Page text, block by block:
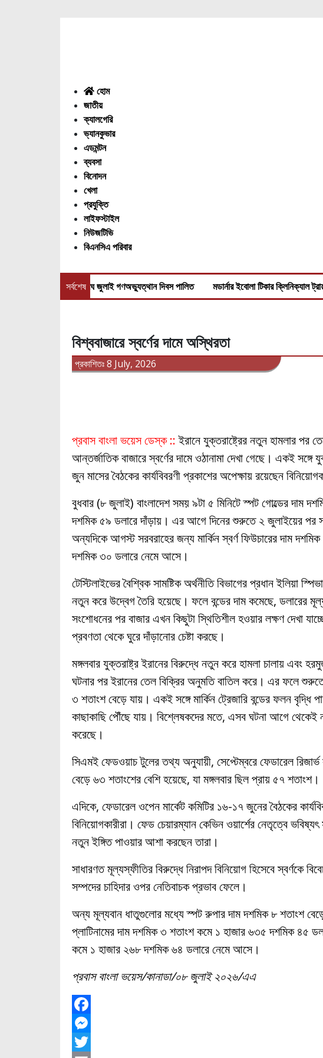
হোম
জাতীয়
ক্যালগেরি
ভ্যানকুভার
এডমন্টন
ব্যবসা
বিনোদন
খেলা
প্রযুক্তি
লাইফস্টাইল
নিউজটিভি
বিএনসিএ পরিবার
সর্বশেষ
জাতিসংঘে জুলাই গণঅভ্যুত্থান দিবস পালিত মডার্নার ইবোলা টিকার ক্লিনিক্যাল ট্রায়ালের
বিশ্ববাজারে স্বর্ণের দামে অস্থিরতা
প্রকাশিতঃ 8 July, 2026
প্রবাস বাংলা ভয়েস ডেস্ক ::ইরানে যুক্তরাষ্ট্রের নতুন হামলার পর
আন্তর্জাতিক বাজারে স্বর্ণের দামে ওঠানামা দেখা গেছে। একই সঙ্গে
জুন মাসের বৈঠকের কার্যবিবরণী প্রকাশের অপেক্ষায় রয়েছেন
বুধবার (৮ জুলাই) বাংলাদেশ সময় ৯টা ৫ মিনিটে স্পট গোল্ডের দাম
দশমিক ৫৯ ডলারে দাঁড়ায়। এর আগে দিনের শুরুতে ২ জুলাইয়ের পর
অন্যদিকে আগস্ট সরবরাহের জন্য মার্কিন স্বর্ণ ফিউচারের দাম
দশমিক ৩০ ডলারে নেমে আসে।
টেস্টিলাইভের বৈশ্বিক সামষ্টিক অর্থনীতি বিভাগের প্রধান ইলিয়া
নতুন করে উদ্বেগ তৈরি হয়েছে। ফলে বন্ডের দাম কমেছে, ডলারের
সংশোধনের পর বাজার এখন কিছুটা স্থিতিশীল হওয়ার লক্ষণ দেখা
প্রবণতা থেকে ঘুরে দাঁড়ানোর চেষ্টা করছে।
মঙ্গলবার যুক্তরাষ্ট্র ইরানের বিরুদ্ধে নতুন করে হামলা চালায় এবং
ঘটনার পর ইরানের তেল বিক্রির অনুমতি বাতিল করে। এর ফলে
৩ শতাংশ বেড়ে যায়। একই সঙ্গে মার্কিন ট্রেজারি বন্ডের ফলন বৃদ্ধি
কাছাকাছি পৌঁছে যায়। বিশ্লেষকদের মতে, এসব ঘটনা আগে থেকেই
করেছে।
সিএমই ফেডওয়াচ টুলের তথ্য অনুযায়ী, সেপ্টেম্বরে ফেডারেল
বেড়ে ৬৩ শতাংশের বেশি হয়েছে, যা মঙ্গলবার ছিল প্রায় ৫৭ শতাংশ।
এদিকে, ফেডারেল ওপেন মার্কেট কমিটির ১৬-১৭ জুনের বৈঠকের
বিনিয়োগকারীরা। ফেড চেয়ারম্যান কেভিন ওয়ার্শের নেতৃত্বে
নতুন ইঙ্গিত পাওয়ার আশা করছেন তারা।
সাধারণত মূল্যস্ফীতির বিরুদ্ধে নিরাপদ বিনিয়োগ হিসেবে স্বর্ণকে
সম্পদের চাহিদার ওপর নেতিবাচক প্রভাব ফেলে।
অন্য মূল্যবান ধাতুগুলোর মধ্যে স্পট রুপার দাম দশমিক ৮ শতাংশ
প্লাটিনামের দাম দশমিক ৩ শতাংশ কমে ১ হাজার ৬৩৫ দশমিক ৪৫
কমে ১ হাজার ২৬৮ দশমিক ৬৪ ডলারে নেমে আসে।
প্রবাস বাংলা ভয়েস/কানাডা/০৮ জুলাই ২০২৬/এএ
F
a
M